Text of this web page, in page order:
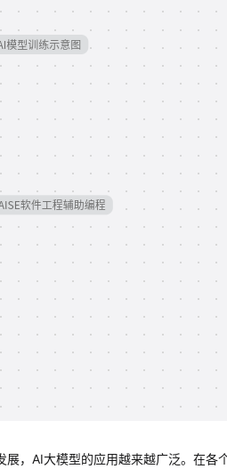
，AI大模型的应用越来越广泛。在